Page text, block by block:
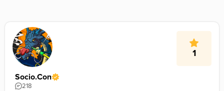
1
Socio.Con
218